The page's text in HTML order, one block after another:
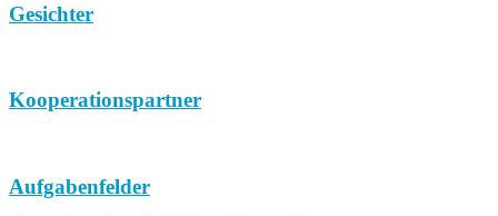
Gesichter
Kooperationspartner
Aufgabenfelder